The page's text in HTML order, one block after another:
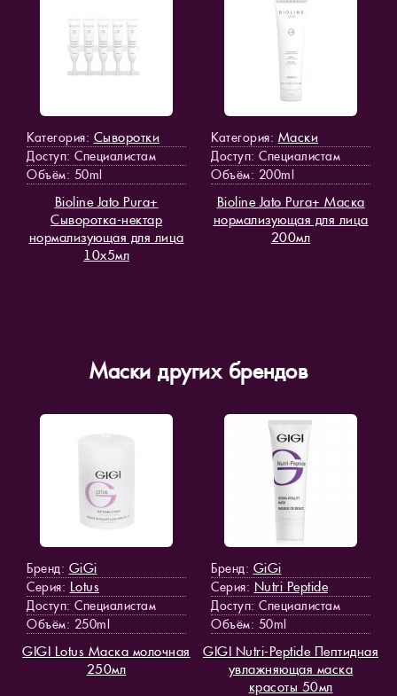
Категория: Сыворотки
Доступ: Специалистам
Объём: 50ml
Bioline Jato Pura+
Cыворотка-нектар
нормализующая для лица
10х5мл
Категория: Маски
Доступ: Специалистам
Объём: 200ml
Bioline Jato Pura+ Маска
нормализующая для лица
200мл
Маски других брендов
Бренд: GiGi
Серия: Lotus
Доступ: Специалистам
Объём: 250ml
GIGI Lotus Маска молочная
250мл
Бренд: GiGi
Серия: Nutri Peptide
Доступ: Специалистам
Объём: 50ml
GIGI Nutri-Peptide Пептидная
увлажняющая маска
красоты 50мл